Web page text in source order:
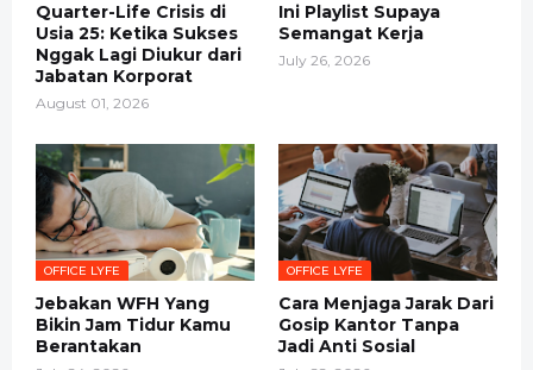
Quarter-Life Crisis di
Usia 25: Ketika Sukses
Nggak Lagi Diukur dari
Jabatan Korporat
August 01, 2026
Ini Playlist Supaya
Semangat Kerja
July 26, 2026
OFFICE LYFE
Jebakan WFH Yang
Bikin Jam Tidur Kamu
Berantakan
OFFICE LYFE
Cara Menjaga Jarak Dari
Gosip Kantor Tanpa
Jadi Anti Sosial